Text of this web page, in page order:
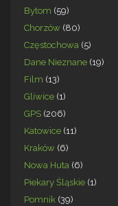
Bytom (59)
Chorzów (80)
Częstochowa (5)
Dane Nieznane (19)
Film (13)
Gliwice (1)
GPS (206)
Katowice (11)
Kraków (6)
Nowa Huta (6)
Piekary Śląskie (1)
Pomnik (39)